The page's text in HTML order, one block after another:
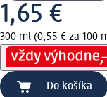
1,65 €
300 ml (0,55 € za 100
Do košíka